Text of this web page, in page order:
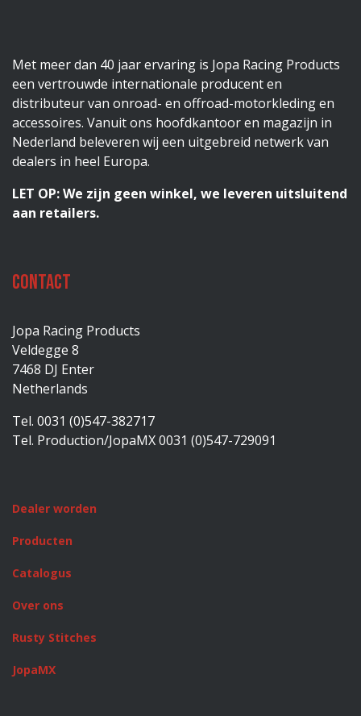
Met meer dan 40 jaar ervaring is Jopa Racing Products
een vertrouwde internationale producent en
distributeur van onroad- en offroad-motorkleding en
accessoires. Vanuit ons hoofdkantoor en magazijn in
Nederland beleveren wij een uitgebreid netwerk van
dealers in heel Europa.
LET OP: We zijn geen winkel, we leveren uitsluitend
aan retailers.
Contact
Jopa Racing Products
Veldegge 8
7468 DJ Enter
Netherlands
Tel. 0031 (0)547-382717
Tel. Production/JopaMX 0031 (0)547-729091
Dealer worden
Producten
Catalogus
Over ons
Rusty Stitches
JopaMX